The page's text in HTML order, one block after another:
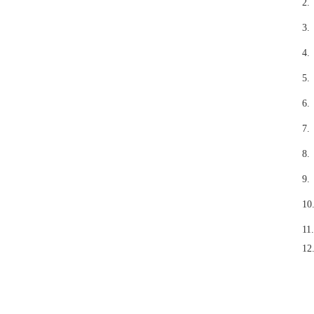
2.
3.
4.
5.
6.
7.
8.
9.
10.
11.
12.